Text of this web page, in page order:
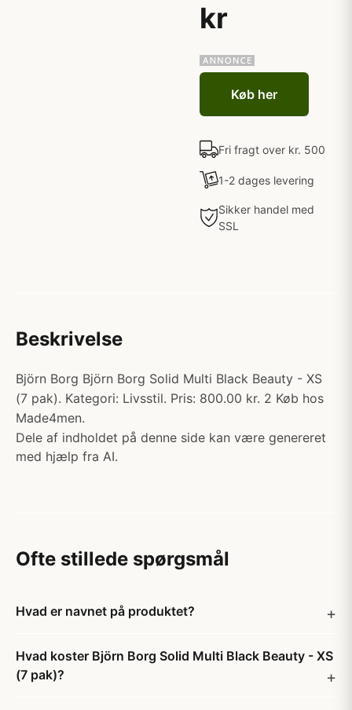
kr
Køb her
Fri fragt over kr. 500
1-2 dages levering
Sikker handel med
SSL
Beskrivelse
Björn Borg Björn Borg Solid Multi Black Beauty - XS
(7 pak). Kategori: Livsstil. Pris: 800.00 kr. 2 Køb hos
Made4men.
Dele af indholdet på denne side kan være genereret
med hjælp fra AI.
Ofte stillede spørgsmål
Hvad er navnet på produktet?
Hvad koster Björn Borg Solid Multi Black Beauty - XS
(7 pak)?